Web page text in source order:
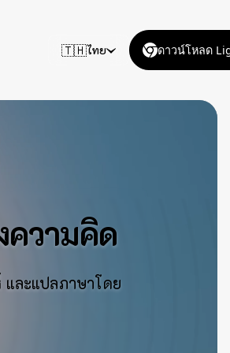
🇹🇭ไทย ดาวน์โหลด
ความคิด
และแปลภาษาโดย